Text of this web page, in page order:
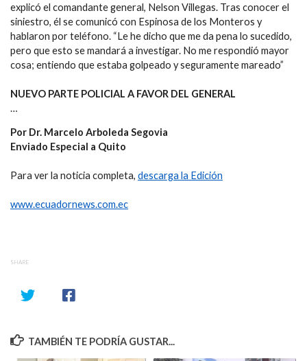
explicó el comandante general, Nelson Villegas. Tras conocer el
siniestro, él se comunicó con Espinosa de los Monteros y
hablaron por teléfono. “Le he dicho que me da pena lo sucedido,
pero que esto se mandará a investigar. No me respondió mayor
cosa; entiendo que estaba golpeado y seguramente mareado”
NUEVO PARTE POLICIAL A FAVOR DEL GENERAL
…
Por Dr. Marcelo Arboleda Segovia
Enviado Especial a Quito
Para ver la noticia completa, descarga la Edición
www.ecuadornews.com.ec
SHARE
TAMBIÉN TE PODRÍA GUSTAR...